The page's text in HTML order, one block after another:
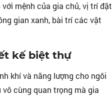
mệnh của gia chủ, vị trí đặt
gian xanh, bài trí các vật
kế biệt thự
khí và năng lượng cho ngôi
cùng quan trọng mà gia